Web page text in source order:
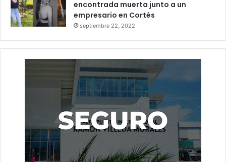
encontrada muerta junto a un
empresario en Cortés
septiembre 22, 2022